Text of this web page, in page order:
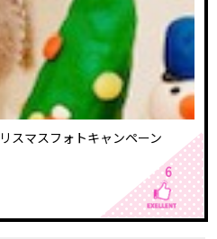
スマスフォトキャンペーン
6